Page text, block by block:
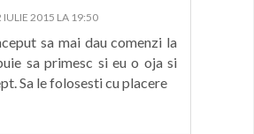
IULIE 2015 LA 19:50
sa mai dau comenzi la
sa primesc si eu o oja si
Sa le folosesti cu placere